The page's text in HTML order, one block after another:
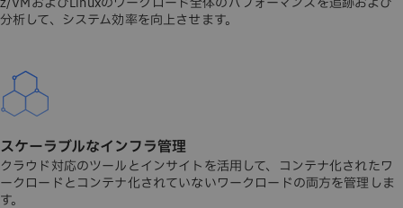
分析して、システム効率を向上させます。
スケーラブルなインフラ管理
クラウド対応のツールとインサイトを活用して、コンテナ化されたワ
ークロードとコンテナ化されていないワークロードの両方を管理しま
す。